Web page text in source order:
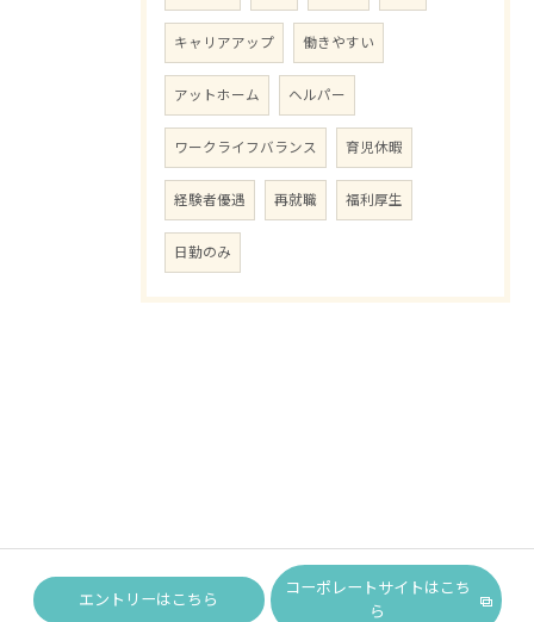
キャリアアップ 働きやすい
アットホーム ヘルパー
ワークライフバランス 育児休暇
経験者優遇 再就職 福利厚生
日勤のみ
エントリーはこちら
コーポレートサイトはこち
ら